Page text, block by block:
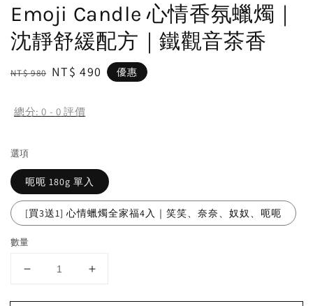
Emoji Candle 心情香氛蠟燭｜
沈靜舒緩配方｜鐵觀音茶香
Regular
NT$ 980 Sale
NT$ 490 優惠
總分:0 - 0 評價
選項
呃呃 180g 單入
[買3送1] 心情蠟燭全家福4入｜笑笑、奈奈、奴奴、呃呃
數量